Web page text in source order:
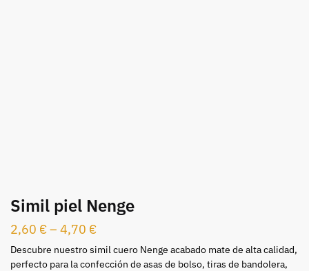
Simil piel Nenge
2,60 €– 4,70 €
Descubre nuestro simil cuero Nenge acabado mate de alta calidad,
perfecto para la confección de asas de bolso, tiras de bandolera,